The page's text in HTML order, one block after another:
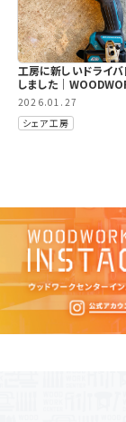
工房に新しいドライ
しました｜
2026.01.27
シェア工房